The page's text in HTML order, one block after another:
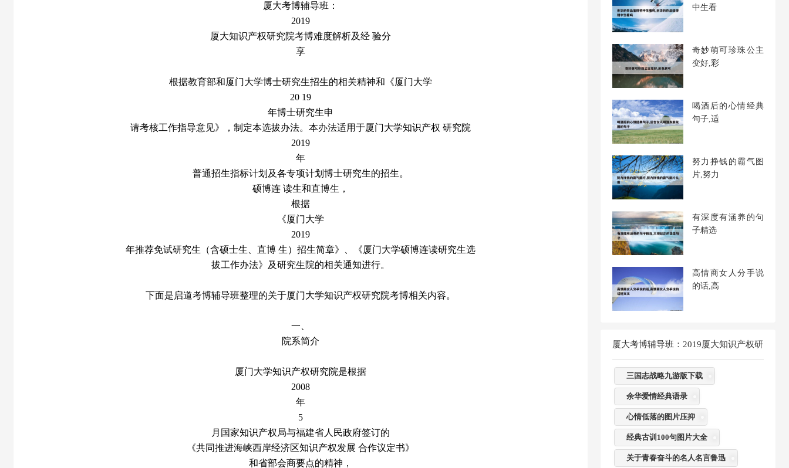
厦大考博辅导班：
2019
厦大知识产权研究院考博难度解析及经 验分
享
根据教育部和厦门大学博士研究生招生的相关精神和《厦门大学
20 19
年博士研究生申
请考核工作指导意见》，制定本选拔办法。本办法适用于厦门大学知识产权 研究院
2019
年
普通招生指标计划及各专项计划博士研究生的招生。
硕博连 读生和直博生，
根据
《厦门大学
2019
年推荐免试研究生（含硕士生、直博 生）招生简章》、《厦门大学硕博连读研究生选
拔工作办法》及研究生院的相关通知进行。
下面是启道考博辅导班整理的关于厦门大学知识产权研究院考博相关内容。
一、
院系简介
厦门大学知识产权研究院是根据
2008
年
5
月国家知识产权局与福建省人民政府签订的
《共同推进海峡西岸经济区知识产权发展 合作议定书》
和省部会商要点的精神，
中生看
奇妙萌可珍珠公主
变好,彩
喝酒后的心情经典
句子,适
努力挣钱的霸气图
片,努力
有深度有涵养的句
子精选
高情商女人分手说
的话,高
厦大考博辅导班：2019厦大知识产权研
究院考博难度解析及经验分享热门标签
三国志战略九游版下载
余华爱情经典语录
心情低落的图片压抑
经典古训100句图片大全
关于青春奋斗的名人名言鲁迅